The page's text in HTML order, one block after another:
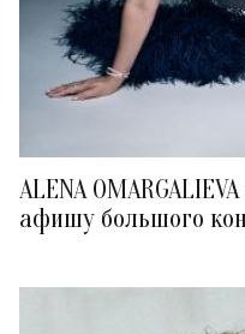
ALENA
афишу большого